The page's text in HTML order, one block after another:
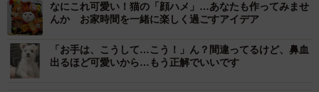
なにこれ可愛い！猫の「顔ハメ」…あなたも作ってみませ
んか お家時間を一緒に楽しく過ごすアイデア
「お手は、こうして…こう！」ん？間違ってるけど、鼻血
出るほど可愛いから…もう正解でいいです